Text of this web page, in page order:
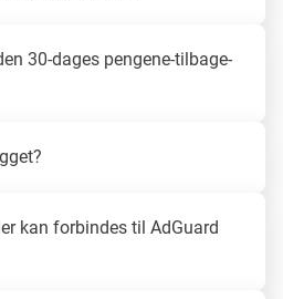
30-dages pengene-tilbage-
kan forbindes til AdGuard